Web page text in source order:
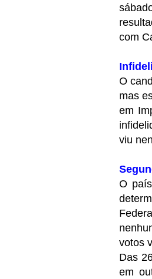
com
O
mas
em
viu
O
votos
Das
em